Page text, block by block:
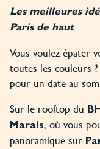
Les meilleures
Paris de haut
Vous voulez épater
toutes les couleurs
pour un date au
Sur le rooftop du
Marais, où vous
panoramique sur